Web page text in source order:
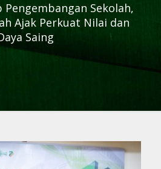
Sekolah,
Ajak Perkuat Nilai dan
Saing